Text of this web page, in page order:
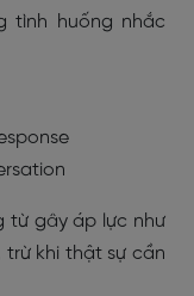
tình huống nhắc
từ gây áp lực như
trừ khi thật sự cần